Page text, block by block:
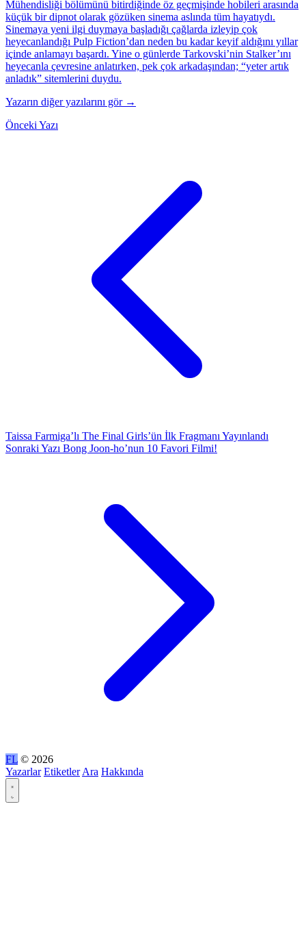
Mühendisliği bölümünü bitirdiğinde öz geçmişinde hobileri arasında
küçük bir dipnot olarak gözüken sinema aslında tüm hayatıydı.
Sinemaya yeni ilgi duymaya başladığı çağlarda izleyip çok
heyecanlandığı Pulp Fiction’dan neden bu kadar keyif aldığını yıllar
içinde anlamayı başardı. Yine o günlerde Tarkovski’nin Stalker’ını
heyecanla çevresine anlatırken, pek çok arkadaşından; “yeter artık
anladık” sitemlerini duydu.
Yazarın diğer yazılarını gör →
Önceki Yazı
Taissa Farmiga’lı The Final Girls’ün İlk Fragmanı Yayınlandı
Sonraki Yazı Bong Joon-ho’nun 10 Favori Filmi!
FL © 2026
Yazarlar Etiketler Ara Hakkında